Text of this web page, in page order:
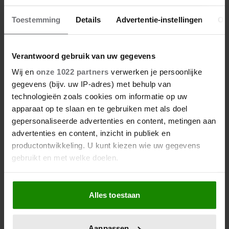
Toestemming Details Advertentie-instellingen
Verantwoord gebruik van uw gegevens
Wij en onze 1022 partners verwerken je persoonlijke
gegevens (bijv. uw IP-adres) met behulp van
technologieën zoals cookies om informatie op uw
apparaat op te slaan en te gebruiken met als doel
gepersonaliseerde advertenties en content, metingen aan
advertenties en content, inzicht in publiek en
productontwikkeling. U kunt kiezen wie uw gegevens
gebruikt en met welke doelen.
Als u het toestaat, willen we ook graag:
Informatie verzamelen over uw geografische locatie,
die tot een paar meter nauwkeurig kan zijn
Alles toestaan